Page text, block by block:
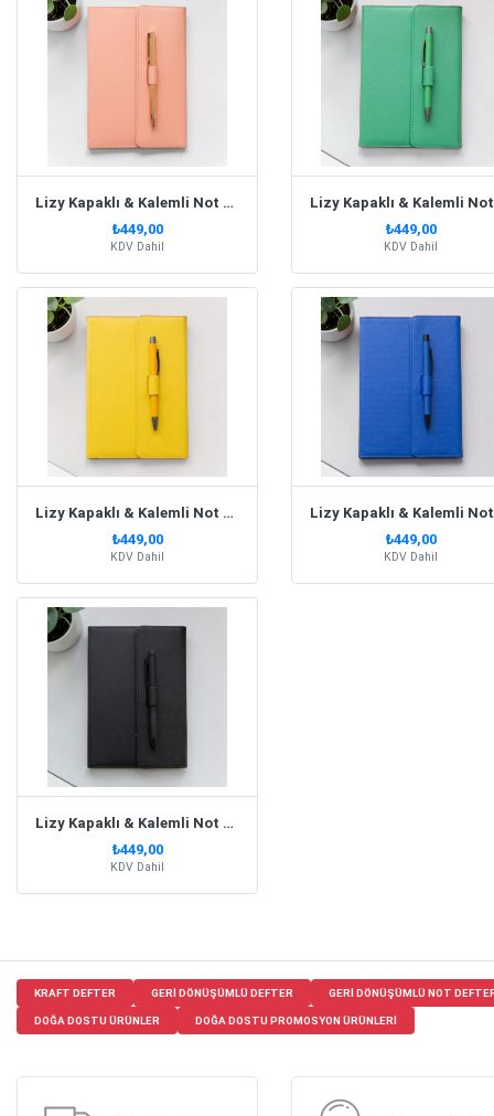
Lizy Kapaklı & Kalemli Not Defteri Soft Pembe
₺449,00
KDV Dahil
₺449,00
KDV Dahil
Lizy Kapaklı & Kalemli Not Defteri Sarı
₺449,00
KDV Dahil
₺449,00
KDV Dahil
Lizy Kapaklı & Kalemli Not Defteri Siyah
₺449,00
KDV Dahil
KRAFT DEFTER GERI DÖNÜŞÜMLÜ DEFTER GERI DÖNÜŞÜMLÜ NOT
DOĞA DOSTU ÜRÜNLER DOĞA DOSTU PROMOSYON ÜRÜNLERI